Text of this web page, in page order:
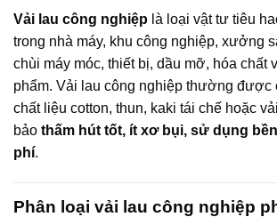
Vải lau công nghiệp là loại vật tư tiêu
trong nhà máy, khu công nghiệp, xưởng
chùi máy móc, thiết bị, dầu mỡ, hóa chất
phẩm. Vải lau công nghiệp thường được
chất liệu cotton, thun, kaki tái chế hoặc
bảo thấm hút tốt, ít xơ bụi, sử dụng
phí.
Phân loại vải lau công nghiệp